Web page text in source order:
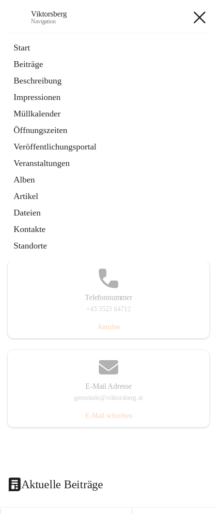
Viktorsberg
Navigation
Start
Beiträge
Beschreibung
Impressionen
Müllkalender
Öffnungszeiten
Veröffentlichungsportal
Veranstaltungen
Alben
Artikel
Dateien
Kontakte
Standorte
1 Schnellzugriff
Bürgerservice
10 Schnellzugriffe
Telefonnummer
+43 5523 64712
Anrufen
E-Mail Adresse
gemeinde@viktorsberg.at
E-Mail schreiben
Aktuelle Beiträge